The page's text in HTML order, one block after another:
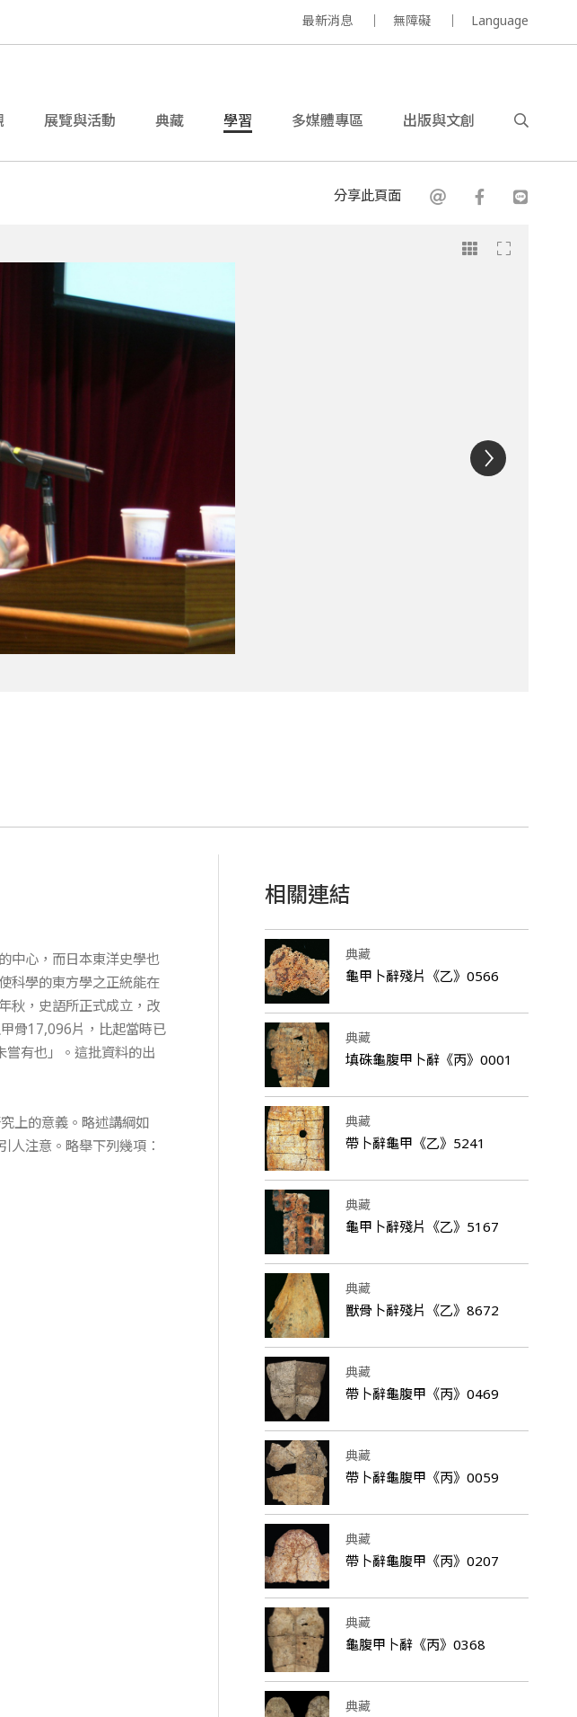
最新消息 無障礙 Language
展覽與活動 典藏 學習 多媒體專區 出版與文創
分享此頁面
中心，而日本東洋史學也
科學的東方學之正統能在
秋，史語所正式成立，改
骨17,096片，比起當時已
有也」。這批資料的出
上的意義。略述講綱如
人注意。略舉下列幾項：
相關連結
典藏
龜甲卜辭殘片《乙》0566
典藏
填硃龜腹甲卜辭《丙》0001
典藏
帶卜辭龜甲《乙》5241
典藏
龜甲卜辭殘片《乙》5167
典藏
獸骨卜辭殘片《乙》8672
典藏
帶卜辭龜腹甲《丙》0469
典藏
帶卜辭龜腹甲《丙》0059
典藏
帶卜辭龜腹甲《丙》0207
典藏
龜腹甲卜辭《丙》0368
典藏